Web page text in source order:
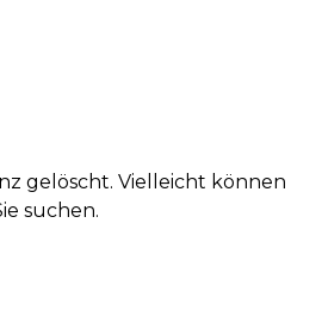
gelöscht. Vielleicht können
suchen.